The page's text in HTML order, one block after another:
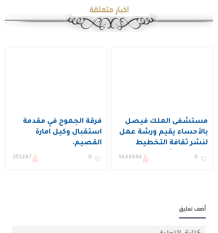
اخبار متعلقة
مستشفى الملك فيصل
بالأحساء يقيم ورشة عمل
لنشر ثقافة التخطيط
وتحسين الأداء ويكرم عدد
0
1646696
فرقة الجموح في مقدمة
استقبال وكيل امارة
القصيم.
0
253247
أضف تعليق